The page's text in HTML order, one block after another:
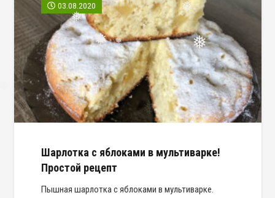
❅
❅
❅
❅
❅
❅
❅
❅
❅
03.08.2020
Шарлотка с яблоками в мультиварке!
Простой рецепт
Пышная шарлотка с яблоками в мультиварке.